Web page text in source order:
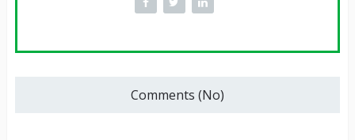
Comments (No)